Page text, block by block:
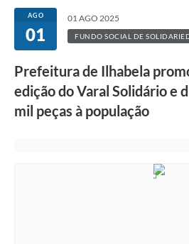
AGO
01
01 AGO 2025
FUNDO SOCIAL DE
Prefeitura de Ilhabela
edição do Varal Solidário e
mil peças à população